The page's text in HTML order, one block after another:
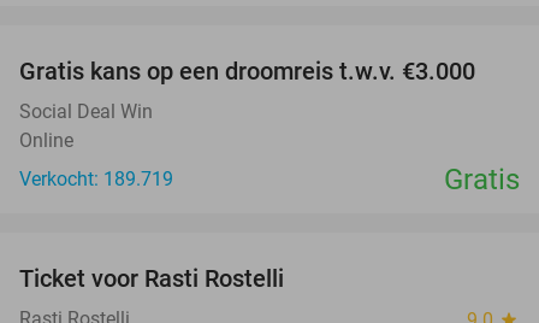
Gratis kans op een droomreis t.w.v. €3.000
Social Deal Win
Online
Verkocht: 189.719
Gratis
TODAY
Ticket voor Rasti Rostelli